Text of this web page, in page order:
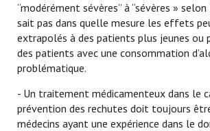
“modérément sévères” à “sévères » selon
sait pas dans quelle mesure les effets
extrapolés à des patients plus jeunes ou
des patients avec une consommation
problématique.
- Un traitement médicamenteux dans le
prévention des rechutes doit toujours
médecins ayant une expérience dans le